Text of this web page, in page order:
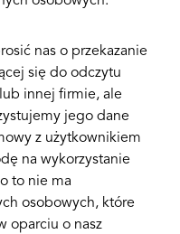
nas o przekazanie
się do odczytu
innej firmie, ale
jego dane
z użytkownikiem
na wykorzystanie
to nie ma
osobowych, które
oparciu o nasz